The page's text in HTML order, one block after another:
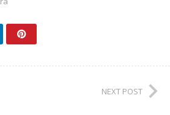
NEXT POST